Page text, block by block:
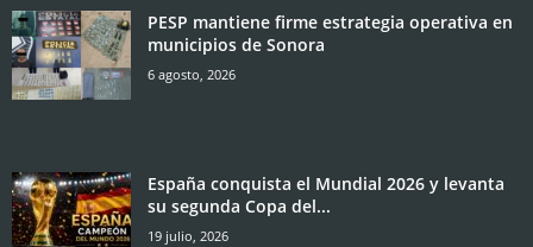
PESP mantiene firme estrategia operativa en
municipios de Sonora
6 agosto, 2026
España conquista el Mundial 2026 y levanta
su segunda Copa del...
19 julio, 2026